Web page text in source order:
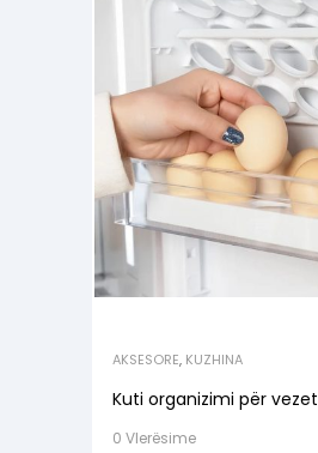
AKSESORE, KUZHINA
Kuti organizimi për vezet
0 Vlerësime